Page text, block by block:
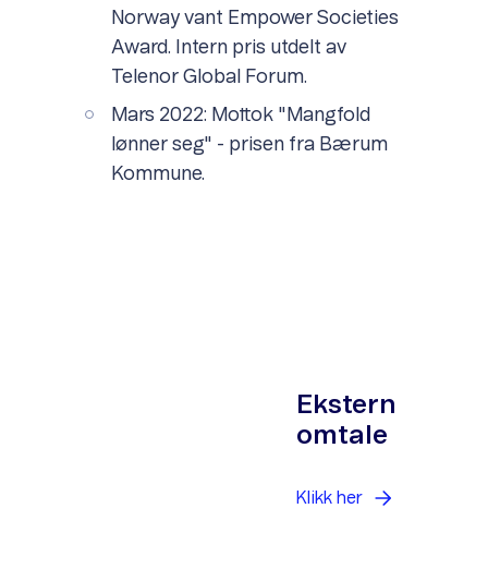
Norway vant Empower Societies
Award. Intern pris utdelt av
Telenor Global Forum.
Mars 2022: Mottok "Mangfold
lønner seg" - prisen fra Bærum
Kommune.
Ekstern
omtale
Klikk her